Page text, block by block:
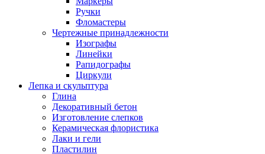
Ручки
Фломастеры
Чертежные принадлежности
Изографы
Линейки
Рапидографы
Циркули
Лепка и скульптура
Глина
Декоративный бетон
Изготовление слепков
Керамическая флористика
Лаки и гели
Пластилин